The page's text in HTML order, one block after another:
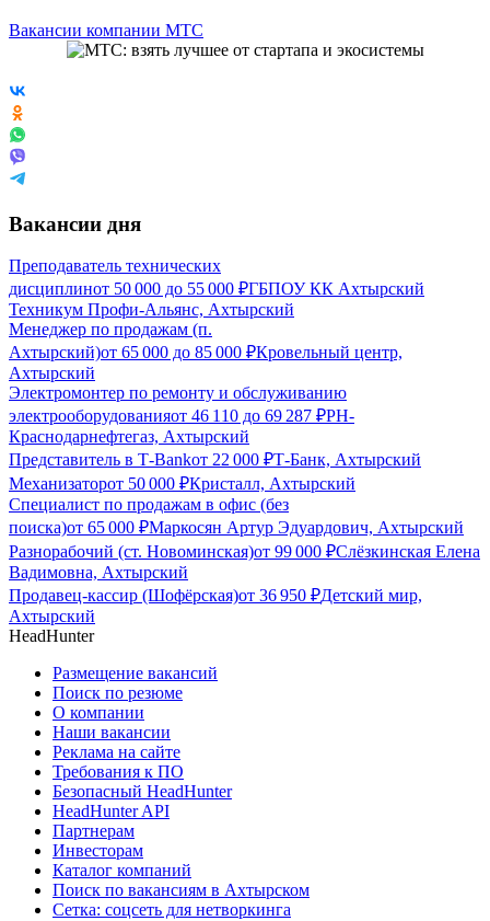
Вакансии компании МТС
Вакансии дня
Преподаватель технических
дисциплинот 50 000 до 55 000 ₽ГБПОУ КК Ахтырский
Техникум Профи-Альянс, Ахтырский
Менеджер по продажам (п.
Ахтырский)от 65 000 до 85 000 ₽Кровельный центр,
Ахтырский
Электромонтер по ремонту и обслуживанию
электрооборудованияот 46 110 до 69 287 ₽РН-
Краснодарнефтегаз, Ахтырский
Представитель в Т-Bankот 22 000 ₽Т-Банк, Ахтырский
Механизаторот 50 000 ₽Кристалл, Ахтырский
Специалист по продажам в офис (без
поиска)от 65 000 ₽Маркосян Артур Эдуардович, Ахтырский
Разнорабочий (ст. Новоминская)от 99 000 ₽Слёзкинская Елена
Вадимовна, Ахтырский
Продавец-кассир (Шофёрская)от 36 950 ₽Детский мир,
Ахтырский
HeadHunter
Размещение вакансий
Поиск по резюме
О компании
Наши вакансии
Реклама на сайте
Требования к ПО
Безопасный HeadHunter
HeadHunter API
Партнерам
Инвесторам
Каталог компаний
Поиск по вакансиям в Ахтырском
Сетка: соцсеть для нетворкинга